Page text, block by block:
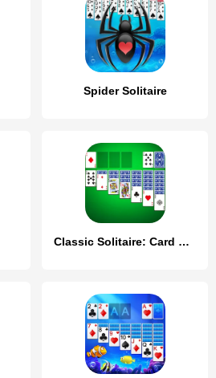
Spider Solitaire
Classic Solitaire: Card Games